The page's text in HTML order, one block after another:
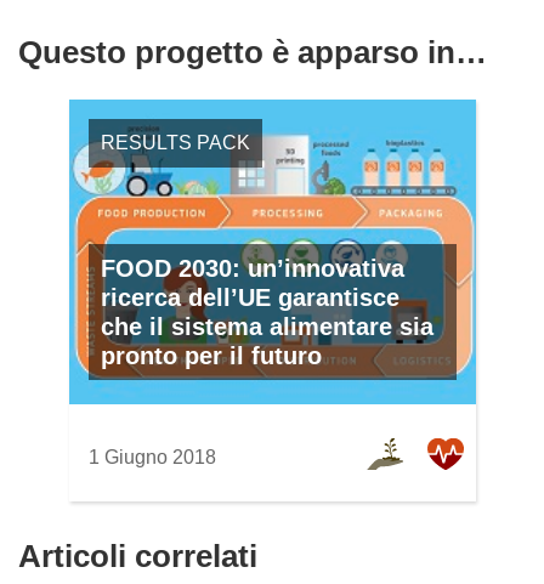
Questo progetto è apparso in…
RESULTS PACK
FOOD 2030: un’innovativa
ricerca dell’UE garantisce
che il sistema alimentare sia
pronto per il futuro
1 Giugno 2018
Articoli correlati